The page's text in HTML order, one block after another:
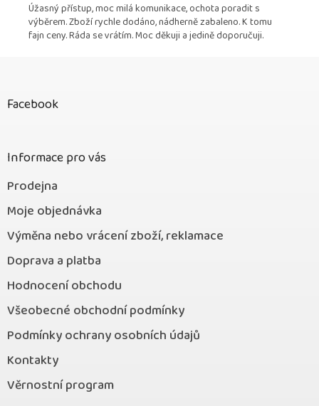
Úžasný přístup, moc milá komunikace, ochota poradit s
výběrem. Zboží rychle dodáno, nádherně zabaleno. K tomu
fajn ceny. Ráda se vrátím. Moc děkuji a jedině doporučuji.
Facebook
Informace pro vás
Prodejna
Moje objednávka
Výměna nebo vrácení zboží, reklamace
Doprava a platba
Hodnocení obchodu
Všeobecné obchodní podmínky
Podmínky ochrany osobních údajů
Kontakty
Věrnostní program